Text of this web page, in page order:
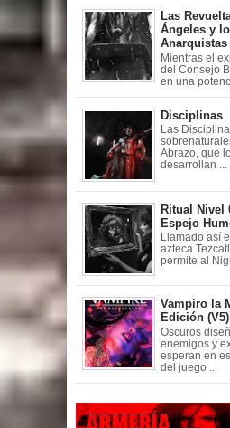
Las
Ángeles y
Anarquistas
Mientras el
del Consejo
en una
Disciplinas
Las
Abrazo, que
desarrollan ...
Ritual Nivel
Espejo
Llamado así
azteca
permite al
Vampiro la
Edición (V5)
Oscuros
enemigos y
esperan en
del juego ...